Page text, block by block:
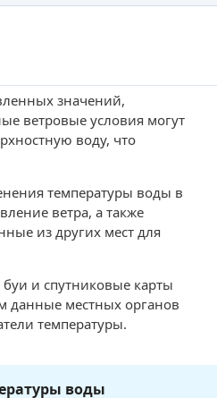
значений,
ветровые условия могут
воду, что
температуры воды в
ветра, а также
из других мест для
и спутниковые карты
данные местных органов
температуры.
воды